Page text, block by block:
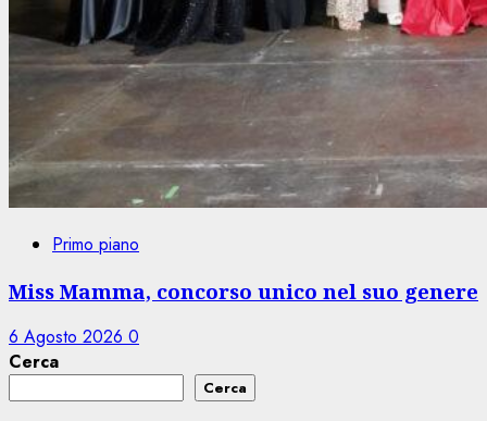
Primo piano
Miss Mamma, concorso unico nel suo genere
6 Agosto 2026 0
Cerca
Cerca